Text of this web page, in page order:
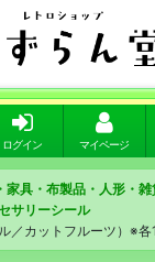
ログイン マイページ
具・布製品・人形・雑
サリーシール
／カットフルーツ）※各